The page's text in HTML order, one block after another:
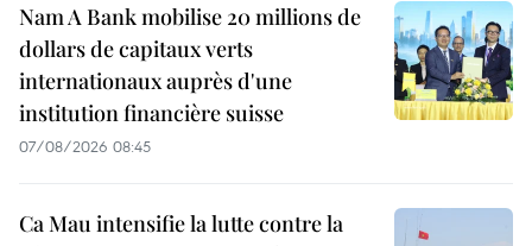
Nam A Bank mobilise 20 millions de
dollars de capitaux verts
internationaux auprès d'une
institution financière suisse
07/08/2026 08:45
Ca Mau intensifie la lutte contre la